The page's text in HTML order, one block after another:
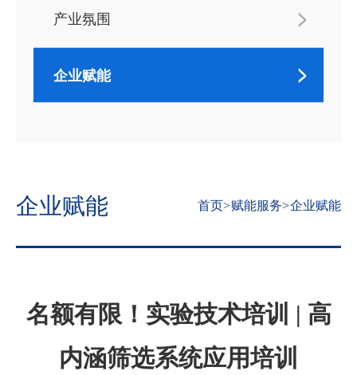
产业氛围
企业赋能
企业赋能 首页>赋能服务>企业赋能
名额有限！实验技术培训 | 高
内涵筛选系统应用培训